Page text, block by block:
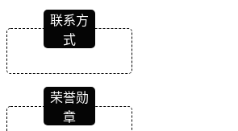
联系方
式
荣誉勋
章